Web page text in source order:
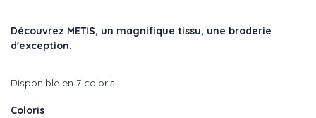
Découvrez METIS, un magnifique tissu, une broderie
d'exception.
Disponible en 7 coloris
Coloris